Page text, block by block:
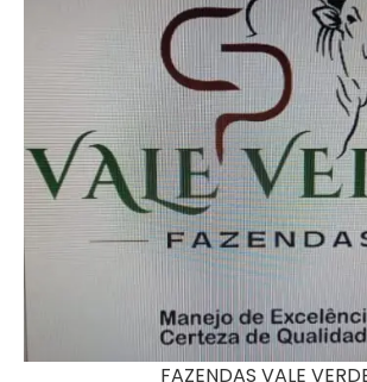
FAZENDAS VALE